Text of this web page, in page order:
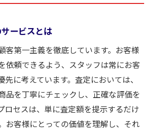
ービスとは
客第一主義を徹底しています。お客様
依頼できるよう、スタッフは常にお客
先に考えています。査定においては、
品を丁寧にチェックし、正確な評価を
ロセスは、単に査定額を提示するだけ
お客様にとっての価値を理解し、それ